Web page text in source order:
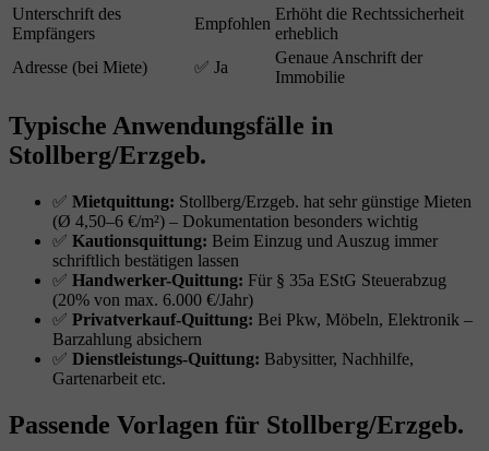
Unterschrift des
Empfängers
Empfohlen
Erhöht die Rechtssicherheit
erheblich
Adresse (bei Miete)
✅ Ja
Genaue Anschrift der
Immobilie
Typische Anwendungsfälle in
Stollberg/Erzgeb.
✅ Mietquittung: Stollberg/Erzgeb. hat sehr günstige Mieten
(Ø 4,50–6 €/m²) – Dokumentation besonders wichtig
✅ Kautionsquittung: Beim Einzug und Auszug immer
schriftlich bestätigen lassen
✅ Handwerker-Quittung: Für § 35a EStG Steuerabzug
(20% von max. 6.000 €/Jahr)
✅ Privatverkauf-Quittung: Bei Pkw, Möbeln, Elektronik –
Barzahlung absichern
✅ Dienstleistungs-Quittung: Babysitter, Nachhilfe,
Gartenarbeit etc.
Passende Vorlagen für Stollberg/Erzgeb.